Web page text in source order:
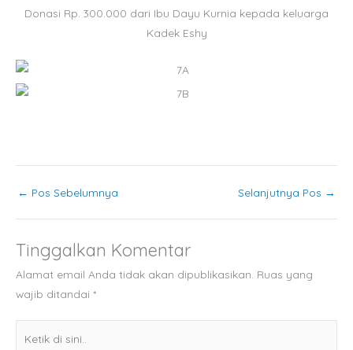
Donasi Rp. 300.000 dari Ibu Dayu Kurnia kepada keluarga
Kadek Eshy
← Pos Sebelumnya Selanjutnya Pos →
Tinggalkan Komentar
Alamat email Anda tidak akan dipublikasikan. Ruas yang
wajib ditandai *